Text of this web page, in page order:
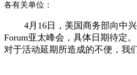
各有关单位：
4月16日，美国商务部向中兴
Forum亚太峰会，具体日期待定
对于活动延期所造成的不便，我